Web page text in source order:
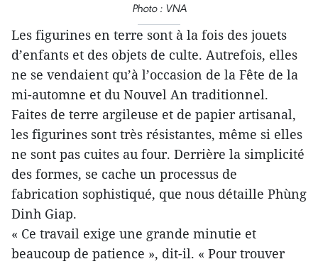
Photo : VNA
Les figurines en terre sont à la fois des jouets
d’enfants et des objets de culte. Autrefois, elles
ne se vendaient qu’à l’occasion de la Fête de la
mi-automne et du Nouvel An traditionnel.
Faites de terre argileuse et de papier artisanal,
les figurines sont très résistantes, même si elles
ne sont pas cuites au four. Derrière la simplicité
des formes, se cache un processus de
fabrication sophistiqué, que nous détaille Phùng
Dinh Giap.
« Ce travail exige une grande minutie et
beaucoup de patience », dit-il. « Pour trouver